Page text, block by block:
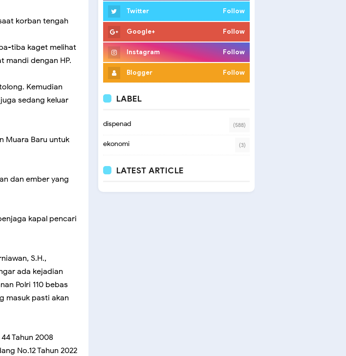
korban tengah
tiba kaget melihat
mandi dengan HP.
Kemudian
sedang keluar
Muara Baru untuk
dan ember yang
kapal pencari
S.H.,
ada kejadian
Polri 110 bebas
masuk pasti akan
Tahun 2008
No.12 Tahun 2022
Twitter Follow
Google+ Follow
Instagram Follow
Blogger Follow
LABEL
dispenad (588)
ekonomi (3)
LATEST ARTICLE